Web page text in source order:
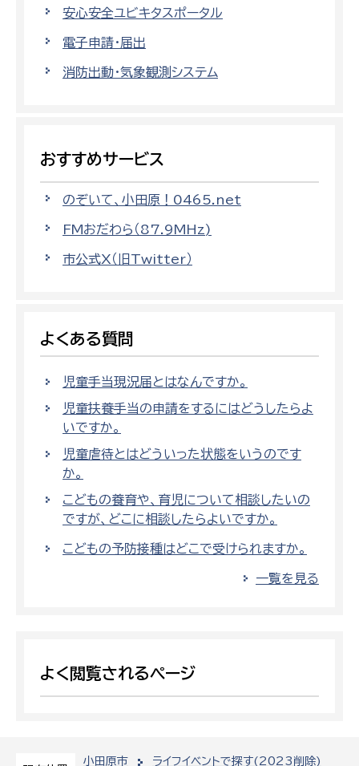
小田原市
ライフイベントで探す(2023削除)
安心安全ユビキタスポータル
電子申請・届出
消防出動・気象観測システム
おすすめサービス
のぞいて、小田原！0465.net
FMおだわら（87.9MHz)
市公式X（旧Twitter）
よくある質問
児童手当現況届とはなんですか。
児童扶養手当の申請をするにはどうしたらよ
いですか。
児童虐待とはどういった状態をいうのです
か。
こどもの養育や、育児について相談したいの
ですが、どこに相談したらよいですか。
こどもの予防接種はどこで受けられますか。
一覧を見る
よく閲覧されるページ